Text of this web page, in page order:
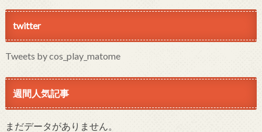
twitter
Tweets by cos_play_matome
週間人気記事
まだデータがありません。